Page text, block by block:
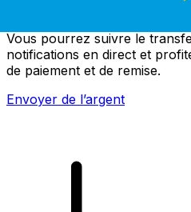
Vous pourrez suivre le
notifications en direct et
de paiement et de remise.
Envoyer de l’argent